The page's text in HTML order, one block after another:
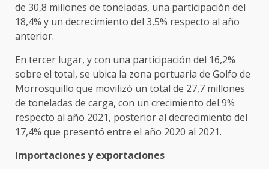
de 30,8 millones de toneladas, una participación del
18,4% y un decrecimiento del 3,5% respecto al año
anterior.
En tercer lugar, y con una participación del 16,2%
sobre el total, se ubica la zona portuaria de Golfo de
Morrosquillo que movilizó un total de 27,7 millones
de toneladas de carga, con un crecimiento del 9%
respecto al año 2021, posterior al decrecimiento del
17,4% que presentó entre el año 2020 al 2021.
Importaciones y exportaciones